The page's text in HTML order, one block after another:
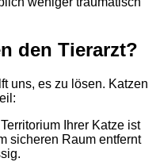
den Tierarzt?
uns, es zu lösen. Katzen
Ihrer Katze ist
sicheren Raum entfernt